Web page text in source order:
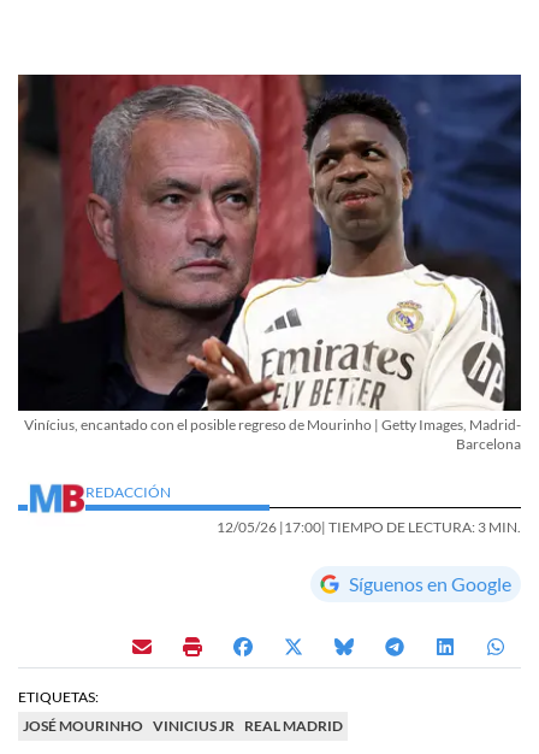
Vinícius, encantado con el posible regreso de Mourinho | Getty Images, Madrid-
Barcelona
REDACCIÓN
12/05/26 |17:00| TIEMPO DE LECTURA: 3 MIN.
Síguenos en Google
ETIQUETAS:
JOSÉ MOURINHO VINICIUS JR REAL MADRID